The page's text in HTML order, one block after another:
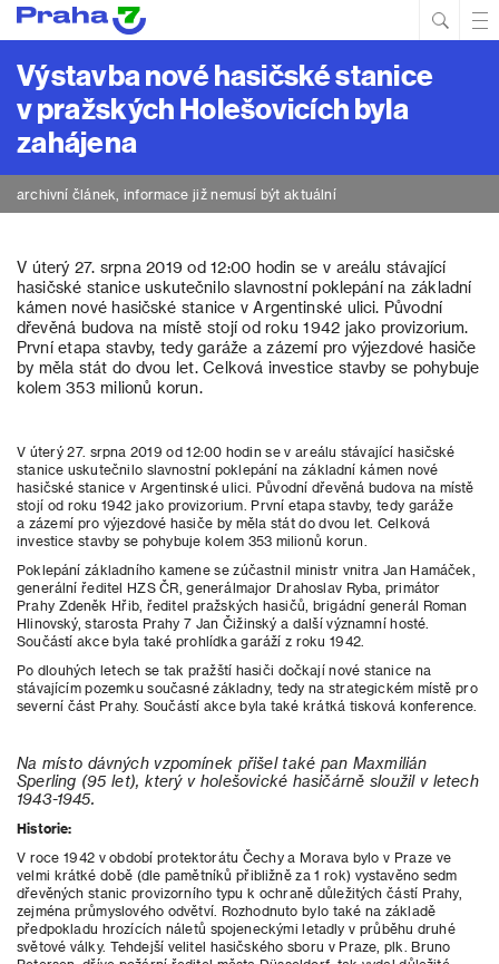
Výstavba nové hasičské stanice
v pražských Holešovicích byla
zahájena
archivní článek, informace již nemusí být aktuální
V úterý 27. srpna 2019 od 12:00 hodin se v areálu stávající
hasičské stanice uskutečnilo slavnostní poklepání na základní
kámen nové hasičské stanice v Argentinské ulici. Původní
dřevěná budova na místě stojí od roku 1942 jako provizorium.
První etapa stavby, tedy garáže a zázemí pro výjezdové hasiče
by měla stát do dvou let. Celková investice stavby se pohybuje
kolem 353 milionů korun.
V úterý 27. srpna 2019 od 12:00 hodin se v areálu stávající hasičské
stanice uskutečnilo slavnostní poklepání na základní kámen nové
hasičské stanice v Argentinské ulici. Původní dřevěná budova na místě
stojí od roku 1942 jako provizorium. První etapa stavby, tedy garáže
a zázemí pro výjezdové hasiče by měla stát do dvou let. Celková
investice stavby se pohybuje kolem 353 milionů korun.
Poklepání základního kamene se zúčastnil ministr vnitra Jan Hamáček,
generální ředitel HZS ČR, generálmajor Drahoslav Ryba, primátor
Prahy Zdeněk Hřib, ředitel pražských hasičů, brigádní generál Roman
Hlinovský, starosta Prahy 7 Jan Čižinský a další významní hosté.
Součástí akce byla také prohlídka garáží z roku 1942.
Po dlouhých letech se tak pražští hasiči dočkají nové stanice na
stávajícím pozemku současné základny, tedy na strategickém místě pro
severní část Prahy. Součástí akce byla také krátká tisková konference.
Na místo dávných vzpomínek přišel také pan Maxmilián
Sperling (95 let), který v holešovické hasičárně sloužil v letech
1943-1945.
Historie:
V roce 1942 v období protektorátu Čechy a Morava bylo v Praze ve
velmi krátké době (dle pamětníků přibližně za 1 rok) vystavěno sedm
dřevěných stanic provizorního typu k ochraně důležitých částí Prahy,
zejména průmyslového odvětví. Rozhodnuto bylo také na základě
předpokladu hrozících náletů spojeneckými letadly v průběhu druhé
světové války. Tehdejší velitel hasičského sboru v Praze, plk. Bruno